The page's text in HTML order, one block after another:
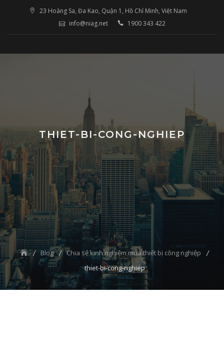
23 Hoàng Sa, Đa Kao, Quận 1, Hồ Chí Minh, Việt Nam
info@niag.net
1900 343 422
THIET-BI-CONG-NGHIEP
Blog
Chia sẻ kinh nghiệm mua thiết bị công nghiệp
thiet-bi-cong-nghiep